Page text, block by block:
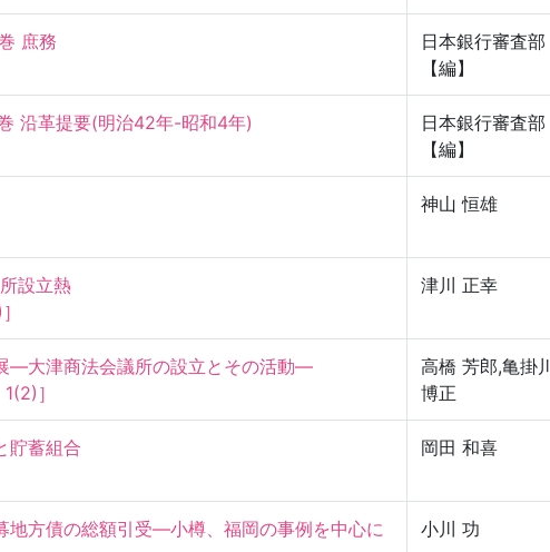
庶務
日本銀行審査部
【編】
沿革提要(明治42年-昭和4年)
日本銀行審査部
【編】
神山 恒雄
設立熱
津川 正幸
—大津商法会議所の設立とその活動—
］
高橋 芳郎,亀掛川
博正
貯蓄組合
岡田 和喜
地方債の総額引受—小樽、福岡の事例を中心に
小川 功